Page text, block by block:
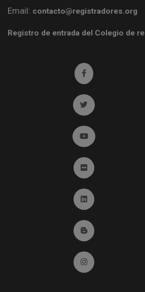
Email: contacto@registradores.org
Registro de entrada del Colegio de
Ir a facebook
Ir a twitter (abre
Ir a YouTube
Ir a Flickr (abre
Ir a Linkedin
Ir al Blog (abre
Ir a Instagram